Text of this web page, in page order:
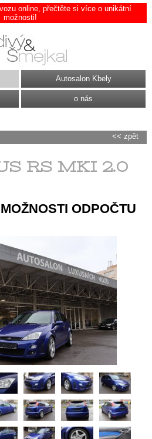
online, přečtěte si více o unikátní
možnosti!
Autosalon Kbely
o nás
<< zpět
RS MKI 2.0
ODPOČTU